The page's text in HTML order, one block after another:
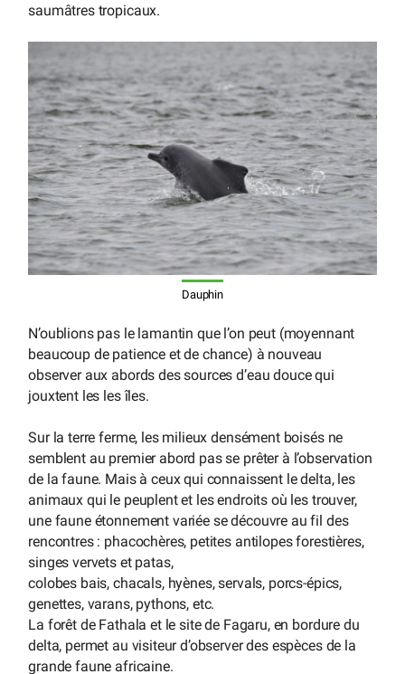
saumâtres tropicaux.
Dauphin
N’oublions pas le lamantin que l’on peut (moyennant
beaucoup de patience et de chance) à nouveau
observer aux abords des sources d’eau douce qui
jouxtent les les îles.
Sur la terre ferme, les milieux densément boisés ne
semblent au premier abord pas se prêter à l’observation
de la faune. Mais à ceux qui connaissent le delta, les
animaux qui le peuplent et les endroits où les trouver,
une faune étonnement variée se découvre au fil des
rencontres : phacochères, petites antilopes forestières,
singes vervets et patas,
colobes bais, chacals, hyènes, servals, porcs-épics,
genettes, varans, pythons, etc.
La forêt de Fathala et le site de Fagaru, en bordure du
delta, permet au visiteur d’observer des espèces de la
grande faune africaine.